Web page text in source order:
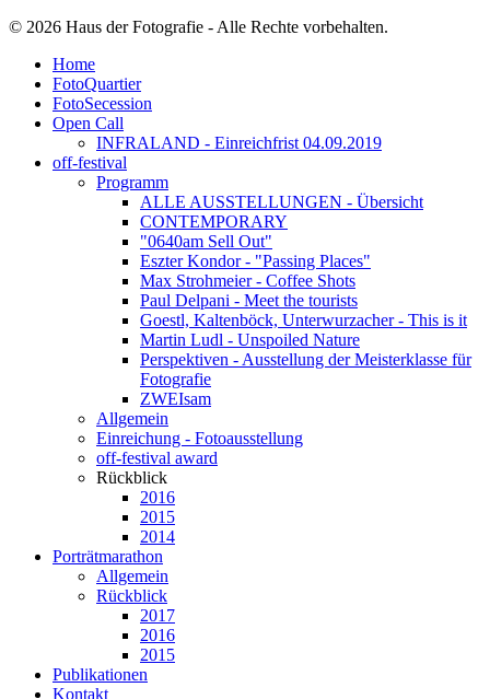
© 2026 Haus der Fotografie - Alle Rechte vorbehalten.
Home
FotoQuartier
FotoSecession
Open Call
INFRALAND - Einreichfrist 04.09.2019
off-festival
Programm
ALLE AUSSTELLUNGEN - Übersicht
CONTEMPORARY
"0640am Sell Out"
Eszter Kondor - "Passing Places"
Max Strohmeier - Coffee Shots
Paul Delpani - Meet the tourists
Goestl, Kaltenböck, Unterwurzacher - This is it
Martin Ludl - Unspoiled Nature
Perspektiven - Ausstellung der Meisterklasse für
Fotografie
ZWEIsam
Allgemein
Einreichung - Fotoausstellung
off-festival award
Rückblick
2016
2015
2014
Porträtmarathon
Allgemein
Rückblick
2017
2016
2015
Publikationen
Kontakt